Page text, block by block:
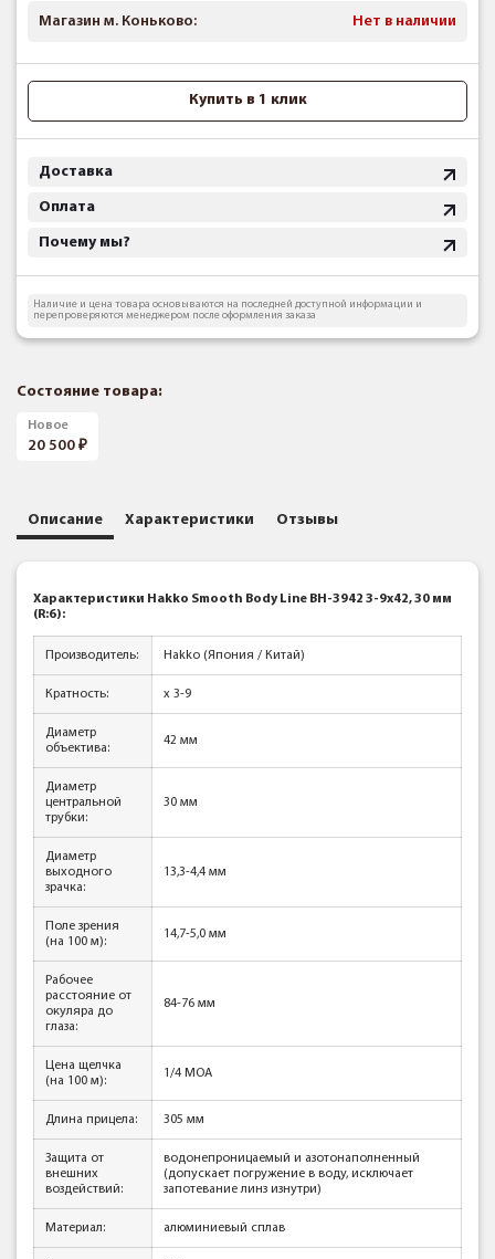
Магазин м. Коньково: Нет в наличии
Купить в 1 клик
Доставка
Оплата
Почему мы?
Наличие и цена товара основываются на последней доступной информации и
перепроверяются менеджером после оформления заказа
Состояние товара:
Новое
20 500
Описание Характеристики Отзывы
Характеристики Hakko Smooth Body Line BH-3942 3-9x42, 30 мм
(R:6):
Производитель: Hakko (Япония / Китай)
Кратность: x 3-9
Диаметр
объектива:
42 мм
Диаметр
центральной
трубки:
30 мм
Диаметр
выходного
зрачка:
13,3-4,4 мм
Поле зрения
(на 100 м):
14,7-5,0 мм
Рабочее
расстояние от
окуляра до
глаза:
84-76 мм
Цена щелчка
(на 100 м):
1/4 MOA
Длина прицела: 305 мм
Защита от
внешних
воздействий:
водонепроницаемый и азотонаполненный
(допускает погружение в воду, исключает
запотевание линз изнутри)
Материал: алюминиевый сплав